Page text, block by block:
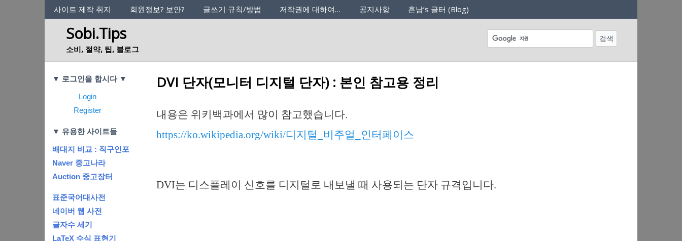
사이트의 정체성
사이트 제작 취지 회원정보? 보안? 글쓰기 규칙/방법 저작권에 대하여… 공지사항 흔남’s 글터 (Blog)
Sobi.Tips
소비, 절약, 팁, 블로그
Categories
DVI 단자(모니터 디지털 단자) : 본인 참고용 정리
내용은 위키백과에서 많이 참고했습니다.
https://ko.wikipedia.org/wiki/디지털_비주얼_인터페이스
DVI는 디스플레이 신호를 디지털로 내보낼 때 사용되는 단자 규격입니다.
▼ 로그인을 합시다 ▼
Login
Register
▼ 유용한 사이트들
배대지 비교 : 직구인포
Naver 중고나라
Auction 중고장터
표준국어대사전
네이버 웹 사전
글자수 세기
LaTeX 수식 표현기